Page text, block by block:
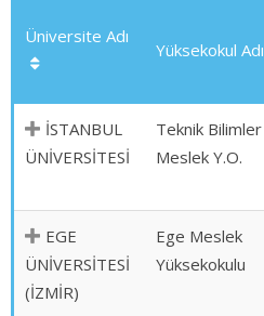
Üniversite Adı
Yüksekokul Adı
İSTANBUL
ÜNİVERSİTESİ
Teknik Bilimler
Meslek Y.O.
EGE
ÜNİVERSİTESİ
(İZMİR)
Ege Meslek
Yüksekokulu